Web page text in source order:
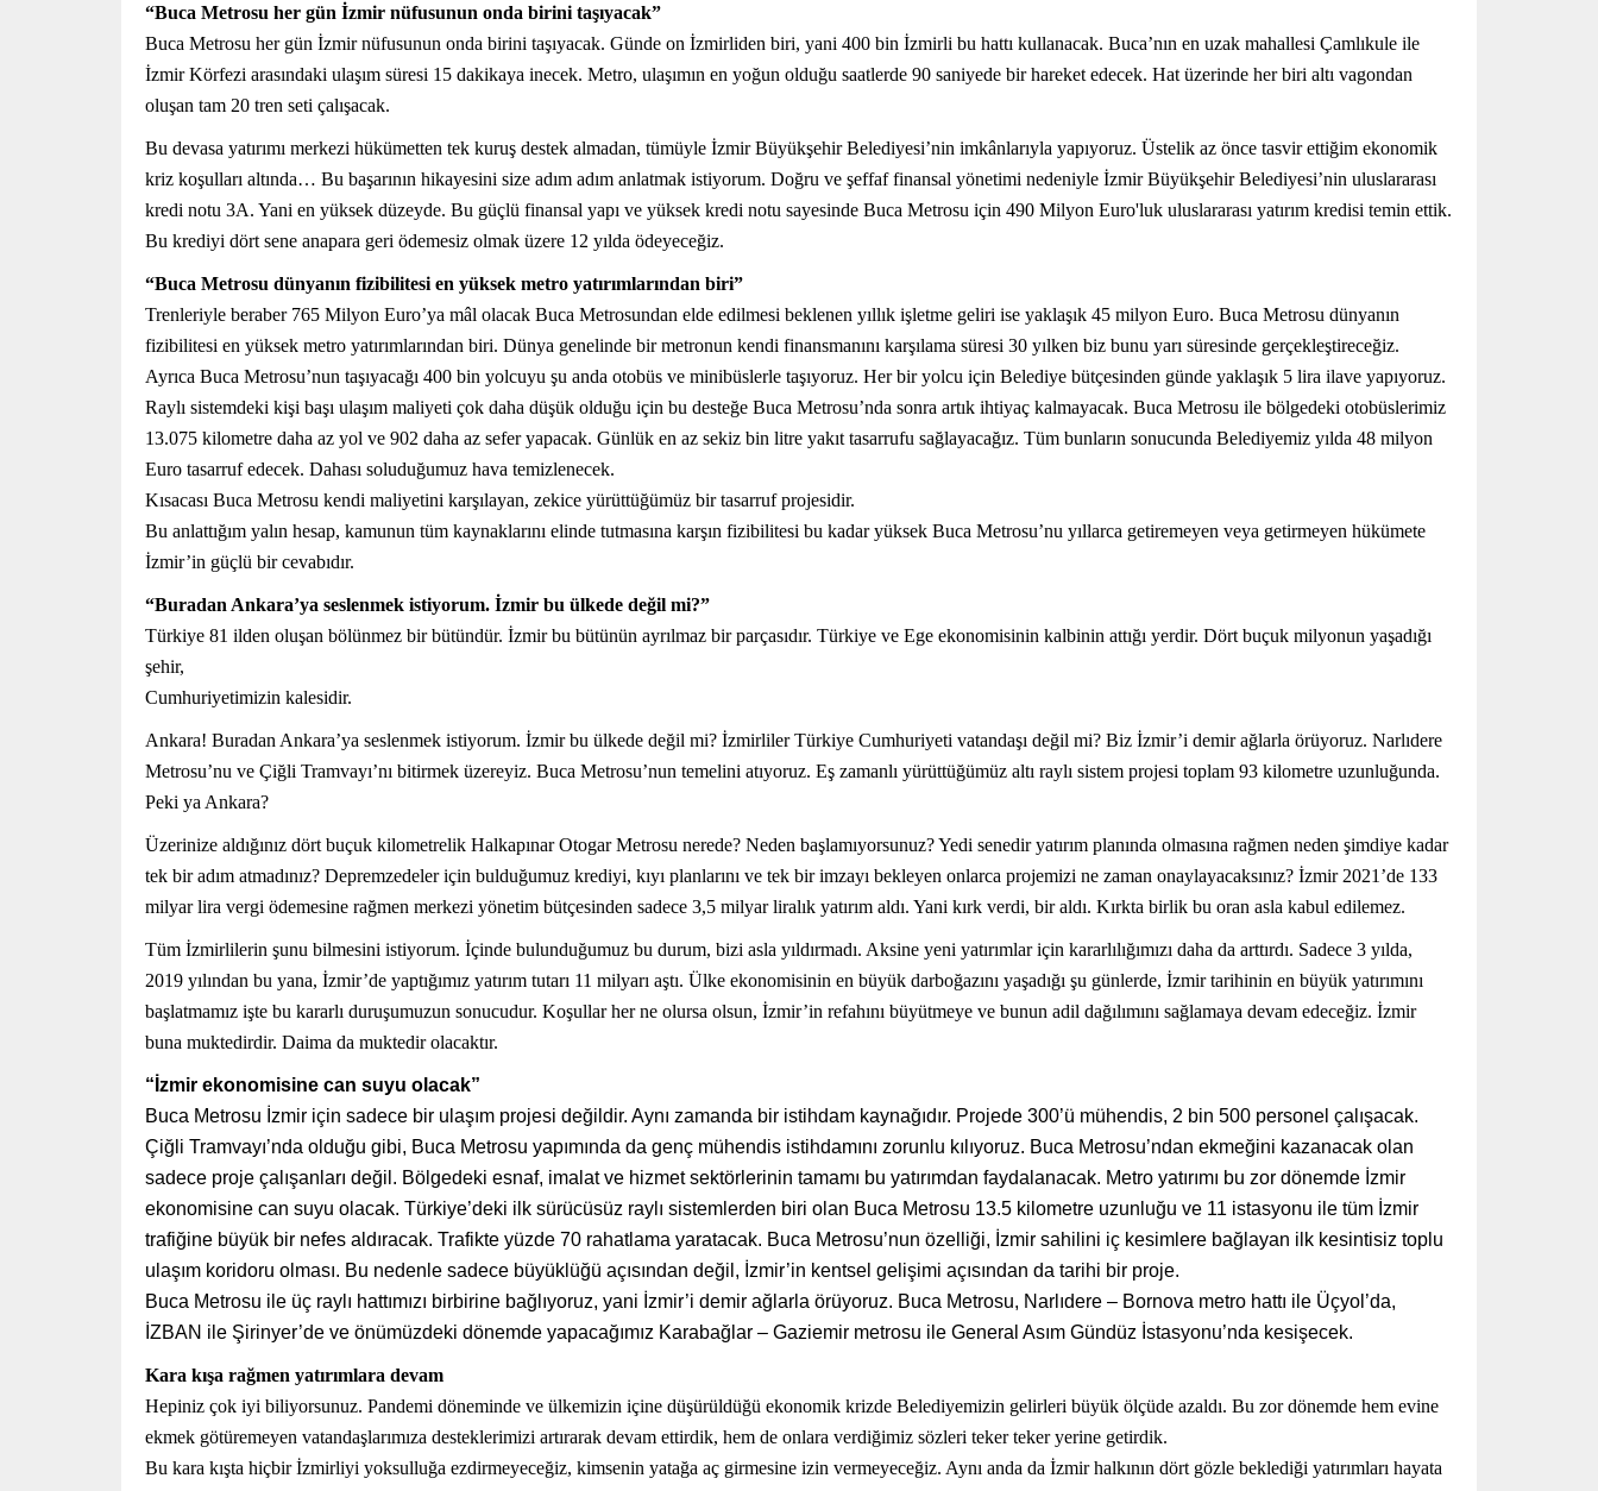
“Buca Metrosu her gün İzmir nüfusunun onda birini taşıyacak”
Buca Metrosu her gün İzmir nüfusunun onda birini taşıyacak. Günde on İzmirliden biri, yani 400 bin İzmirli bu hattı kullanacak. Buca’nın en uzak mahallesi Çamlıkule ile
İzmir Körfezi arasındaki ulaşım süresi 15 dakikaya inecek. Metro, ulaşımın en yoğun olduğu saatlerde 90 saniyede bir hareket edecek. Hat üzerinde her biri altı vagondan
oluşan tam 20 tren seti çalışacak.
Bu devasa yatırımı merkezi hükümetten tek kuruş destek almadan, tümüyle İzmir Büyükşehir Belediyesi’nin imkânlarıyla yapıyoruz. Üstelik az önce tasvir ettiğim ekonomik
kriz koşulları altında… Bu başarının hikayesini size adım adım anlatmak istiyorum. Doğru ve şeffaf finansal yönetimi nedeniyle İzmir Büyükşehir Belediyesi’nin uluslararası
kredi notu 3A. Yani en yüksek düzeyde. Bu güçlü finansal yapı ve yüksek kredi notu sayesinde Buca Metrosu için 490 Milyon Euro'luk uluslararası yatırım kredisi temin ettik.
Bu krediyi dört sene anapara geri ödemesiz olmak üzere 12 yılda ödeyeceğiz.
“Buca Metrosu dünyanın fizibilitesi en yüksek metro yatırımlarından biri”
Trenleriyle beraber 765 Milyon Euro’ya mâl olacak Buca Metrosundan elde edilmesi beklenen yıllık işletme geliri ise yaklaşık 45 milyon Euro. Buca Metrosu dünyanın
fizibilitesi en yüksek metro yatırımlarından biri. Dünya genelinde bir metronun kendi finansmanını karşılama süresi 30 yılken biz bunu yarı süresinde gerçekleştireceğiz.
Ayrıca Buca Metrosu’nun taşıyacağı 400 bin yolcuyu şu anda otobüs ve minibüslerle taşıyoruz. Her bir yolcu için Belediye bütçesinden günde yaklaşık 5 lira ilave yapıyoruz.
Raylı sistemdeki kişi başı ulaşım maliyeti çok daha düşük olduğu için bu desteğe Buca Metrosu’nda sonra artık ihtiyaç kalmayacak. Buca Metrosu ile bölgedeki otobüslerimiz
13.075 kilometre daha az yol ve 902 daha az sefer yapacak. Günlük en az sekiz bin litre yakıt tasarrufu sağlayacağız. Tüm bunların sonucunda Belediyemiz yılda 48 milyon
Euro tasarruf edecek. Dahası soluduğumuz hava temizlenecek.
Kısacası Buca Metrosu kendi maliyetini karşılayan, zekice yürüttüğümüz bir tasarruf projesidir.
Bu anlattığım yalın hesap, kamunun tüm kaynaklarını elinde tutmasına karşın fizibilitesi bu kadar yüksek Buca Metrosu’nu yıllarca getiremeyen veya getirmeyen hükümete
İzmir’in güçlü bir cevabıdır.
“Buradan Ankara’ya seslenmek istiyorum. İzmir bu ülkede değil mi?”
Türkiye 81 ilden oluşan bölünmez bir bütündür. İzmir bu bütünün ayrılmaz bir parçasıdır. Türkiye ve Ege ekonomisinin kalbinin attığı yerdir. Dört buçuk milyonun yaşadığı
şehir,
Cumhuriyetimizin kalesidir.
Ankara! Buradan Ankara’ya seslenmek istiyorum. İzmir bu ülkede değil mi? İzmirliler Türkiye Cumhuriyeti vatandaşı değil mi? Biz İzmir’i demir ağlarla örüyoruz. Narlıdere
Metrosu’nu ve Çiğli Tramvayı’nı bitirmek üzereyiz. Buca Metrosu’nun temelini atıyoruz. Eş zamanlı yürüttüğümüz altı raylı sistem projesi toplam 93 kilometre uzunluğunda.
Peki ya Ankara?
Üzerinize aldığınız dört buçuk kilometrelik Halkapınar Otogar Metrosu nerede? Neden başlamıyorsunuz? Yedi senedir yatırım planında olmasına rağmen neden şimdiye kadar
tek bir adım atmadınız? Depremzedeler için bulduğumuz krediyi, kıyı planlarını ve tek bir imzayı bekleyen onlarca projemizi ne zaman onaylayacaksınız? İzmir 2021’de 133
milyar lira vergi ödemesine rağmen merkezi yönetim bütçesinden sadece 3,5 milyar liralık yatırım aldı. Yani kırk verdi, bir aldı. Kırkta birlik bu oran asla kabul edilemez.
Tüm İzmirlilerin şunu bilmesini istiyorum. İçinde bulunduğumuz bu durum, bizi asla yıldırmadı. Aksine yeni yatırımlar için kararlılığımızı daha da arttırdı. Sadece 3 yılda,
2019 yılından bu yana, İzmir’de yaptığımız yatırım tutarı 11 milyarı aştı. Ülke ekonomisinin en büyük darboğazını yaşadığı şu günlerde, İzmir tarihinin en büyük yatırımını
başlatmamız işte bu kararlı duruşumuzun sonucudur. Koşullar her ne olursa olsun, İzmir’in refahını büyütmeye ve bunun adil dağılımını sağlamaya devam edeceğiz. İzmir
buna muktedirdir. Daima da muktedir olacaktır.
“İzmir ekonomisine can suyu olacak”
Buca Metrosu İzmir için sadece bir ulaşım projesi değildir. Aynı zamanda bir istihdam kaynağıdır. Projede 300’ü mühendis, 2 bin 500 personel çalışacak.
Çiğli Tramvayı’nda olduğu gibi, Buca Metrosu yapımında da genç mühendis istihdamını zorunlu kılıyoruz. Buca Metrosu’ndan ekmeğini kazanacak olan
sadece proje çalışanları değil. Bölgedeki esnaf, imalat ve hizmet sektörlerinin tamamı bu yatırımdan faydalanacak. Metro yatırımı bu zor dönemde İzmir
ekonomisine can suyu olacak. Türkiye’deki ilk sürücüsüz raylı sistemlerden biri olan Buca Metrosu 13.5 kilometre uzunluğu ve 11 istasyonu ile tüm İzmir
trafiğine büyük bir nefes aldıracak. Trafikte yüzde 70 rahatlama yaratacak. Buca Metrosu’nun özelliği, İzmir sahilini iç kesimlere bağlayan ilk kesintisiz toplu
ulaşım koridoru olması. Bu nedenle sadece büyüklüğü açısından değil, İzmir’in kentsel gelişimi açısından da tarihi bir proje.
Buca Metrosu ile üç raylı hattımızı birbirine bağlıyoruz, yani İzmir’i demir ağlarla örüyoruz. Buca Metrosu, Narlıdere – Bornova metro hattı ile Üçyol’da,
İZBAN ile Şirinyer’de ve önümüzdeki dönemde yapacağımız Karabağlar – Gaziemir metrosu ile General Asım Gündüz İstasyonu’nda kesişecek.
Kara kışa rağmen yatırımlara devam
Hepiniz çok iyi biliyorsunuz. Pandemi döneminde ve ülkemizin içine düşürüldüğü ekonomik krizde Belediyemizin gelirleri büyük ölçüde azaldı. Bu zor dönemde hem evine
ekmek götüremeyen vatandaşlarımıza desteklerimizi artırarak devam ettirdik, hem de onlara verdiğimiz sözleri teker teker yerine getirdik.
Bu kara kışta hiçbir İzmirliyi yoksulluğa ezdirmeyeceğiz, kimsenin yatağa aç girmesine izin vermeyeceğiz. Aynı anda da İzmir halkının dört gözle beklediği yatırımları hayata